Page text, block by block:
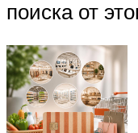
поиска от